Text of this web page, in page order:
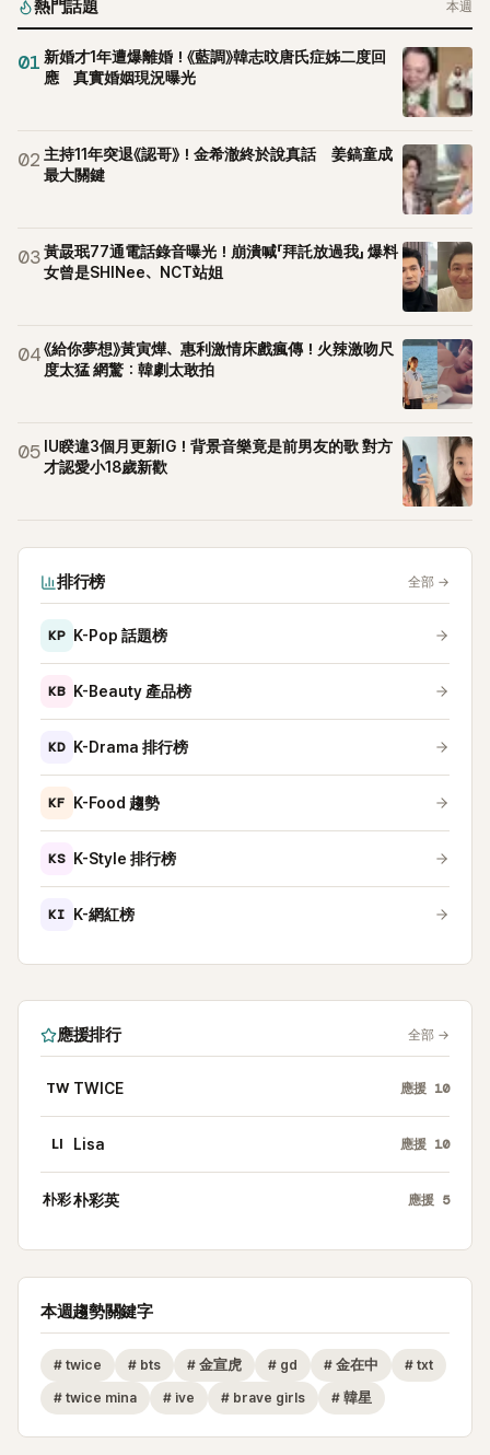
熱門話題 本週
01 新婚才1年遭爆離婚！《藍調》韓志旼唐氏症姊二度回
應 真實婚姻現況曝光
02 主持11年突退《認哥》！金希澈終於說真話 姜鎬童成
最大關鍵
03黃晸珉77通電話錄音曝光！崩潰喊「拜託放過我」 爆料
女曾是SHINee、NCT站姐
04《給你夢想》黃寅燁、惠利激情床戲瘋傳！火辣激吻尺
度太猛 網驚：韓劇太敢拍
05 IU睽違3個月更新IG！背景音樂竟是前男友的歌 對方
才認愛小18歲新歡
排行榜 全部 →
KP K-Pop 話題榜
KB K-Beauty 產品榜
KD K-Drama 排行榜
KF K-Food 趨勢
KS K-Style 排行榜
KI K-網紅榜
應援排行 全部 →
TW TWICE 應援 10
LI Lisa 應援 10
朴彩朴彩英 應援 5
本週趨勢關鍵字
# twice # bts # 金宣虎 # gd # 金在中 # txt
# twice mina # ive # brave girls # 韓星